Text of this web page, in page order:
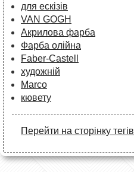
для ескізів
VAN GOGH
Акрилова фарба
Фарба олійна
Faber-Castell
художній
Marco
кювету
Перейти на сторінку тегів